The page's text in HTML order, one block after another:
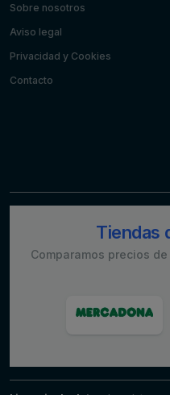
Sobre nosotros
Aviso legal
Privacidad y Cookies
Contacto
Tiendas
Comparamos precios